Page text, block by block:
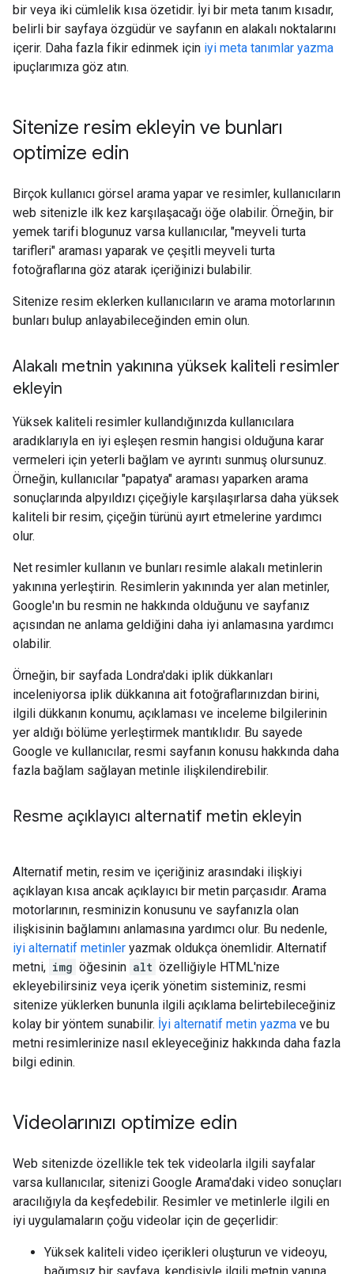
bir veya iki cümlelik kısa özetidir. İyi bir meta tanım kısadır,
belirli bir sayfaya özgüdür ve sayfanın en alakalı noktalarını
içerir. Daha fazla fikir edinmek için iyi meta tanımlar yazma
ipuçlarımıza göz atın.
Sitenize resim ekleyin ve bunları
optimize edin
Birçok kullanıcı görsel arama yapar ve resimler, kullanıcıların
web sitenizle ilk kez karşılaşacağı öğe olabilir. Örneğin, bir
yemek tarifi blogunuz varsa kullanıcılar, "meyveli turta
tarifleri" araması yaparak ve çeşitli meyveli turta
fotoğraflarına göz atarak içeriğinizi bulabilir.
Sitenize resim eklerken kullanıcıların ve arama motorlarının
bunları bulup anlayabileceğinden emin olun.
Alakalı metnin yakınına yüksek kaliteli resimler
ekleyin
Yüksek kaliteli resimler kullandığınızda kullanıcılara
aradıklarıyla en iyi eşleşen resmin hangisi olduğuna karar
vermeleri için yeterli bağlam ve ayrıntı sunmuş olursunuz.
Örneğin, kullanıcılar "papatya" araması yaparken arama
sonuçlarında alpyıldızı çiçeğiyle karşılaşırlarsa daha yüksek
kaliteli bir resim, çiçeğin türünü ayırt etmelerine yardımcı
olur.
Net resimler kullanın ve bunları resimle alakalı metinlerin
yakınına yerleştirin. Resimlerin yakınında yer alan metinler,
Google'ın bu resmin ne hakkında olduğunu ve sayfanız
açısından ne anlama geldiğini daha iyi anlamasına yardımcı
olabilir.
Örneğin, bir sayfada Londra'daki iplik dükkanları
inceleniyorsa iplik dükkanına ait fotoğraflarınızdan birini,
ilgili dükkanın konumu, açıklaması ve inceleme bilgilerinin
yer aldığı bölüme yerleştirmek mantıklıdır. Bu sayede
Google ve kullanıcılar, resmi sayfanın konusu hakkında daha
fazla bağlam sağlayan metinle ilişkilendirebilir.
Resme açıklayıcı alternatif metin ekleyin
Alternatif metin, resim ve içeriğiniz arasındaki ilişkiyi
açıklayan kısa ancak açıklayıcı bir metin parçasıdır. Arama
motorlarının, resminizin konusunu ve sayfanızla olan
ilişkisinin bağlamını anlamasına yardımcı olur. Bu nedenle,
iyi alternatif metinler yazmak oldukça önemlidir. Alternatif
metni, img öğesinin alt özelliğiyle HTML'nize
ekleyebilirsiniz veya içerik yönetim sisteminiz, resmi
sitenize yüklerken bununla ilgili açıklama belirtebileceğiniz
kolay bir yöntem sunabilir. İyi alternatif metin yazma ve bu
metni resimlerinize nasıl ekleyeceğiniz hakkında daha fazla
bilgi edinin.
Videolarınızı optimize edin
Web sitenizde özellikle tek tek videolarla ilgili sayfalar
varsa kullanıcılar, sitenizi Google Arama'daki video sonuçları
aracılığıyla da keşfedebilir. Resimler ve metinlerle ilgili en
iyi uygulamaların çoğu videolar için de geçerlidir:
Yüksek kaliteli video içerikleri oluşturun ve videoyu,
bağımsız bir sayfaya, kendisiyle ilgili metnin yanına